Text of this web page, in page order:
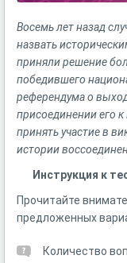
Восемь лет назад
назвать
приняли решение
победившего
референдума о
присоединении его
принять участие в
истории
Инструкция к
Прочитайте
предложенных
Количество